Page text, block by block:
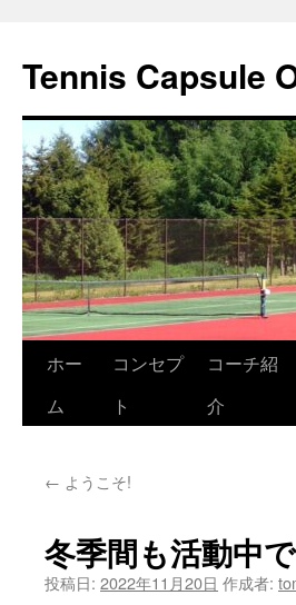
Tennis Capsule
ン
へ
ホー
ム
コンセプ
ト
コーチ紹
介
← ようこそ!
冬季間も活動中で
投稿日: 2022年11月20日 作成者: